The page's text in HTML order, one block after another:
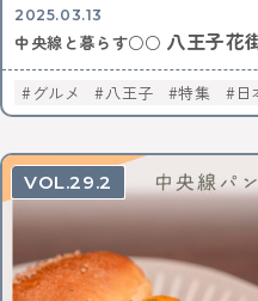
イベント
自動車教習所 武蔵境
イマジナス
農業 小
動物
中央線からはじま
ノミノイチ
ソーセージ
中央線と暮らす〇〇な人
中央線の魅力発見
辛
家具
雑貨 リノベー
西荻
フォトスポット
街歩き
中央線ビールフェスティ
2025.03.13
中央線と暮らす○○ 八王子花
グルメ 八王子 特集 日
29.2